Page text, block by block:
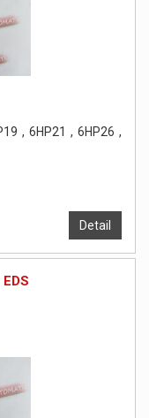
, 6HP21 , 6HP26 ,
Detail